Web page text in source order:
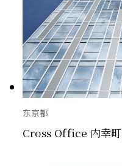
东京都
Cross Office 内幸町